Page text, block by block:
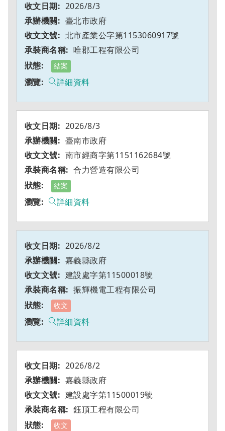
2026/8/3
臺北市政府
北市產業公字第1153060917號
唯郡工程有限公司
結案
詳細資料
2026/8/3
臺南市政府
南市經商字第1151162684號
合力營造有限公司
結案
詳細資料
2026/8/2
嘉義縣政府
建設處字第11500018號
振輝機電工程有限公司
收文
詳細資料
2026/8/2
嘉義縣政府
建設處字第11500019號
鈺頂工程有限公司
收文